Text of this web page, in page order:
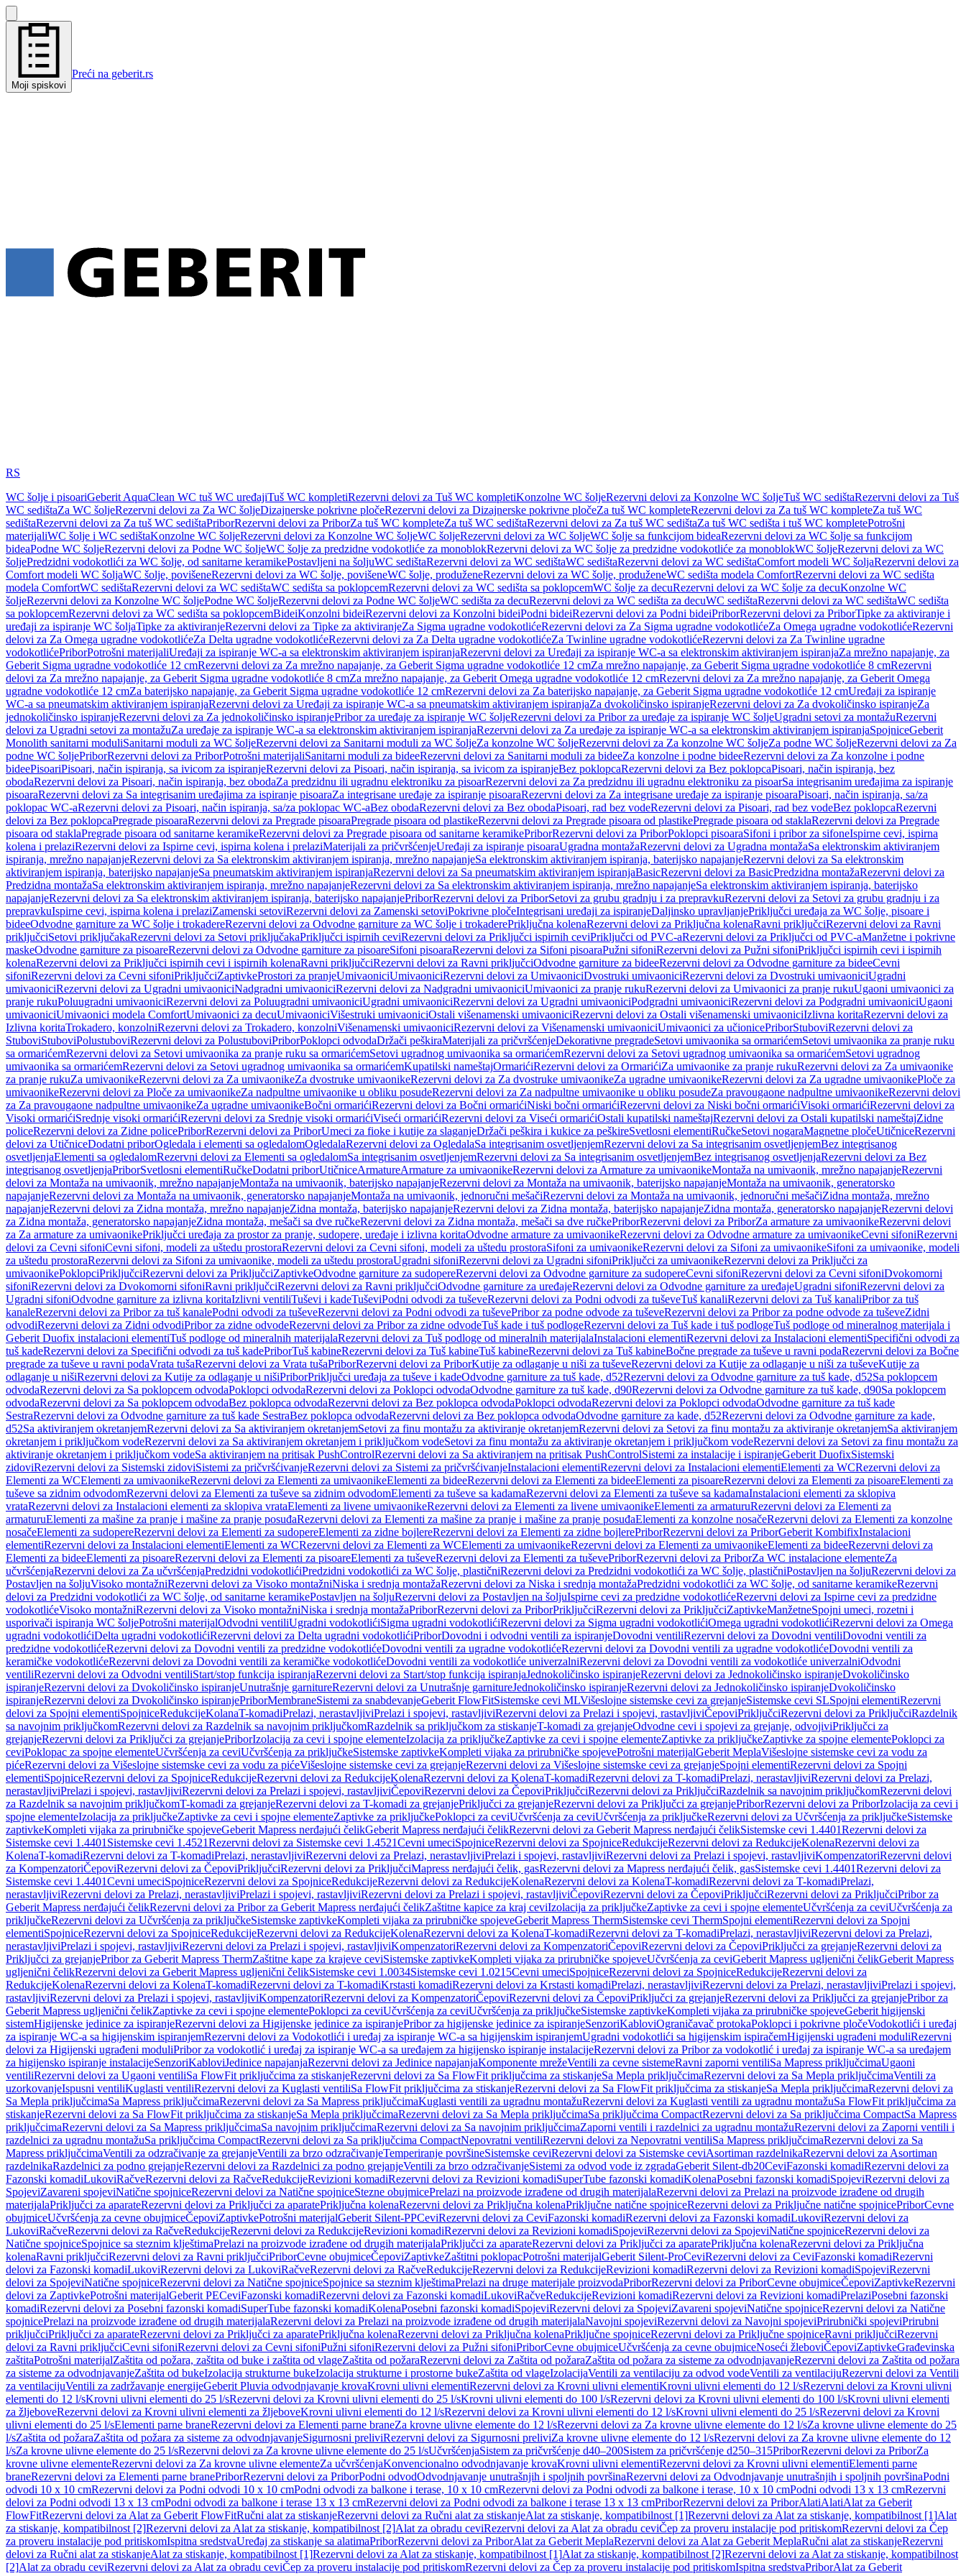
Moji spiskovi
Preći na geberit.rs
RS
WC šolje i pisoariGeberit AquaClean WC tuš WC uređajiTuš WC kompletiRezervni delovi za Tuš WC kompletiKonzolne WC šoljeRezervni delovi za Konzolne WC šoljeTuš WC sedištaRezervni delovi za Tuš
WC sedištaZa WC šoljeRezervni delovi za Za WC šoljeDizajnerske pokrivne pločeRezervni delovi za Dizajnerske pokrivne pločeZa tuš WC kompleteRezervni delovi za Za tuš WC kompleteZa tuš WC
sedištaRezervni delovi za Za tuš WC sedištaPriborRezervni delovi za PriborZa tuš WC kompleteZa tuš WC sedištaRezervni delovi za Za tuš WC sedištaZa tuš WC sedišta i tuš WC kompletePotrošni
materijaliWC šolje i WC sedištaKonzolne WC šoljeRezervni delovi za Konzolne WC šoljeWC šoljeRezervni delovi za WC šoljeWC šolje sa funkcijom bideaRezervni delovi za WC šolje sa funkcijom
bideaPodne WC šoljeRezervni delovi za Podne WC šoljeWC šolje za predzidne vodokotliće za monoblokRezervni delovi za WC šolje za predzidne vodokotliće za monoblokWC šoljeRezervni delovi za WC
šoljePredzidni vodokotlići za WC šolje, od sanitarne keramikePostavljeni na šoljuWC sedištaRezervni delovi za WC sedištaWC sedištaRezervni delovi za WC sedištaComfort modeli WC šoljaRezervni delovi za
Comfort modeli WC šoljaWC šolje, povišeneRezervni delovi za WC šolje, povišeneWC šolje, produženeRezervni delovi za WC šolje, produženeWC sedišta modela ComfortRezervni delovi za WC sedišta
modela ComfortWC sedištaRezervni delovi za WC sedištaWC sedišta sa poklopcemRezervni delovi za WC sedišta sa poklopcemWC šolje za decuRezervni delovi za WC šolje za decuKonzolne WC
šoljeRezervni delovi za Konzolne WC šoljePodne WC šoljeRezervni delovi za Podne WC šoljeWC sedišta za decuRezervni delovi za WC sedišta za decuWC sedištaRezervni delovi za WC sedištaWC sedišta
sa poklopcemRezervni delovi za WC sedišta sa poklopcemBideiKonzolni bideiRezervni delovi za Konzolni bideiPodni bideiRezervni delovi za Podni bideiPriborRezervni delovi za PriborTipke za aktiviranje i
uređaji za ispiranje WC šoljaTipke za aktiviranjeRezervni delovi za Tipke za aktiviranjeZa Sigma ugradne vodokotlićeRezervni delovi za Za Sigma ugradne vodokotlićeZa Omega ugradne vodokotlićeRezervni
delovi za Za Omega ugradne vodokotlićeZa Delta ugradne vodokotlićeRezervni delovi za Za Delta ugradne vodokotlićeZa Twinline ugradne vodokotlićeRezervni delovi za Za Twinline ugradne
vodokotlićePriborPotrošni materijaliUređaji za ispiranje WC-a sa elektronskim aktiviranjem ispiranjaRezervni delovi za Uređaji za ispiranje WC-a sa elektronskim aktiviranjem ispiranjaZa mrežno napajanje, za
Geberit Sigma ugradne vodokotliće 12 cmRezervni delovi za Za mrežno napajanje, za Geberit Sigma ugradne vodokotliće 12 cmZa mrežno napajanje, za Geberit Sigma ugradne vodokotliće 8 cmRezervni
delovi za Za mrežno napajanje, za Geberit Sigma ugradne vodokotliće 8 cmZa mrežno napajanje, za Geberit Omega ugradne vodokotliće 12 cmRezervni delovi za Za mrežno napajanje, za Geberit Omega
ugradne vodokotliće 12 cmZa baterijsko napajanje, za Geberit Sigma ugradne vodokotliće 12 cmRezervni delovi za Za baterijsko napajanje, za Geberit Sigma ugradne vodokotliće 12 cmUređaji za ispiranje
WC-a sa pneumatskim aktiviranjem ispiranjaRezervni delovi za Uređaji za ispiranje WC-a sa pneumatskim aktiviranjem ispiranjaZa dvokoličinsko ispiranjeRezervni delovi za Za dvokoličinsko ispiranjeZa
jednokoličinsko ispiranjeRezervni delovi za Za jednokoličinsko ispiranjePribor za uređaje za ispiranje WC šoljeRezervni delovi za Pribor za uređaje za ispiranje WC šoljeUgradni setovi za montažuRezervni
delovi za Ugradni setovi za montažuZa uređaje za ispiranje WC-a sa elektronskim aktiviranjem ispiranjaRezervni delovi za Za uređaje za ispiranje WC-a sa elektronskim aktiviranjem ispiranjaSpojniceGeberit
Monolith sanitarni moduliSanitarni moduli za WC šoljeRezervni delovi za Sanitarni moduli za WC šoljeZa konzolne WC šoljeRezervni delovi za Za konzolne WC šoljeZa podne WC šoljeRezervni delovi za Za
podne WC šoljePriborRezervni delovi za PriborPotrošni materijaliSanitarni moduli za bideeRezervni delovi za Sanitarni moduli za bideeZa konzolne i podne bideeRezervni delovi za Za konzolne i podne
bideePisoariPisoari, način ispiranja, sa ivicom za ispiranjeRezervni delovi za Pisoari, način ispiranja, sa ivicom za ispiranjeBez poklopcaRezervni delovi za Bez poklopcaPisoari, način ispiranja, bez
obodaRezervni delovi za Pisoari, način ispiranja, bez obodaZa predzidnu ili ugradnu elektroniku za pisoarRezervni delovi za Za predzidnu ili ugradnu elektroniku za pisoarSa integrisanim uređajima za ispiranje
pisoaraRezervni delovi za Sa integrisanim uređajima za ispiranje pisoaraZa integrisane uređaje za ispiranje pisoaraRezervni delovi za Za integrisane uređaje za ispiranje pisoaraPisoari, način ispiranja, sa/za
poklopac WC-aRezervni delovi za Pisoari, način ispiranja, sa/za poklopac WC-aBez obodaRezervni delovi za Bez obodaPisoari, rad bez vodeRezervni delovi za Pisoari, rad bez vodeBez poklopcaRezervni
delovi za Bez poklopcaPregrade pisoaraRezervni delovi za Pregrade pisoaraPregrade pisoara od plastikeRezervni delovi za Pregrade pisoara od plastikePregrade pisoara od staklaRezervni delovi za Pregrade
pisoara od staklaPregrade pisoara od sanitarne keramikeRezervni delovi za Pregrade pisoara od sanitarne keramikePriborRezervni delovi za PriborPoklopci pisoaraSifoni i pribor za sifoneIspirne cevi, ispirna
kolena i prelaziRezervni delovi za Ispirne cevi, ispirna kolena i prelaziMaterijali za pričvršćenjeUređaji za ispiranje pisoaraUgradna montažaRezervni delovi za Ugradna montažaSa elektronskim aktiviranjem
ispiranja, mrežno napajanjeRezervni delovi za Sa elektronskim aktiviranjem ispiranja, mrežno napajanjeSa elektronskim aktiviranjem ispiranja, baterijsko napajanjeRezervni delovi za Sa elektronskim
aktiviranjem ispiranja, baterijsko napajanjeSa pneumatskim aktiviranjem ispiranjaRezervni delovi za Sa pneumatskim aktiviranjem ispiranjaBasicRezervni delovi za BasicPredzidna montažaRezervni delovi za
Predzidna montažaSa elektronskim aktiviranjem ispiranja, mrežno napajanjeRezervni delovi za Sa elektronskim aktiviranjem ispiranja, mrežno napajanjeSa elektronskim aktiviranjem ispiranja, baterijsko
napajanjeRezervni delovi za Sa elektronskim aktiviranjem ispiranja, baterijsko napajanjePriborRezervni delovi za PriborSetovi za grubu gradnju i za prepravkuRezervni delovi za Setovi za grubu gradnju i za
prepravkuIspirne cevi, ispirna kolena i prelaziZamenski setoviRezervni delovi za Zamenski setoviPokrivne pločeIntegrisani uređaji za ispiranjeDaljinsko upravljanjePriključci uređaja za WC šolje, pisoare i
bideeOdvodne garniture za WC šolje i trokadereRezervni delovi za Odvodne garniture za WC šolje i trokaderePriključna kolenaRezervni delovi za Priključna kolenaRavni priključciRezervni delovi za Ravni
priključciSetovi priključakaRezervni delovi za Setovi priključakaPriključci ispirnih ceviRezervni delovi za Priključci ispirnih ceviPriključci od PVC-aRezervni delovi za Priključci od PVC-aManžetne i pokrivne
maskeOdvodne garniture za pisoareRezervni delovi za Odvodne garniture za pisoareSifoni pisoaraRezervni delovi za Sifoni pisoaraPužni sifoniRezervni delovi za Pužni sifoniPriključci ispirnih cevi i ispirnih
kolenaRezervni delovi za Priključci ispirnih cevi i ispirnih kolenaRavni priključciRezervni delovi za Ravni priključciOdvodne garniture za bideeRezervni delovi za Odvodne garniture za bideeCevni
sifoniRezervni delovi za Cevni sifoniPriključciZaptivkeProstori za pranjeUmivaoniciUmivaoniciRezervni delovi za UmivaoniciDvostruki umivaoniciRezervni delovi za Dvostruki umivaoniciUgradni
umivaoniciRezervni delovi za Ugradni umivaoniciNadgradni umivaoniciRezervni delovi za Nadgradni umivaoniciUmivaonici za pranje rukuRezervni delovi za Umivaonici za pranje rukuUgaoni umivaonici za
pranje rukuPoluugradni umivaoniciRezervni delovi za Poluugradni umivaoniciUgradni umivaoniciRezervni delovi za Ugradni umivaoniciPodgradni umivaoniciRezervni delovi za Podgradni umivaoniciUgaoni
umivaoniciUmivaonici modela ComfortUmivaonici za decuUmivaoniciVišestruki umivaoniciOstali višenamenski umivaoniciRezervni delovi za Ostali višenamenski umivaoniciIzlivna koritaRezervni delovi za
Izlivna koritaTrokadero, konzolniRezervni delovi za Trokadero, konzolniVišenamenski umivaoniciRezervni delovi za Višenamenski umivaoniciUmivaonici za učionicePriborStuboviRezervni delovi za
StuboviStuboviPolustuboviRezervni delovi za PolustuboviPriborPoklopci odvodaDržači peškiraMaterijali za pričvršćenjeDekorativne pregradeSetovi umivaonika sa ormarićemSetovi umivaonika za pranje ruku
sa ormarićemRezervni delovi za Setovi umivaonika za pranje ruku sa ormarićemSetovi ugradnog umivaonika sa ormarićemRezervni delovi za Setovi ugradnog umivaonika sa ormarićemSetovi ugradnog
umivaonika sa ormarićemRezervni delovi za Setovi ugradnog umivaonika sa ormarićemKupatilski nameštajOrmarićiRezervni delovi za OrmarićiZa umivaonike za pranje rukuRezervni delovi za Za umivaonike
za pranje rukuZa umivaonikeRezervni delovi za Za umivaonikeZa dvostruke umivaonikeRezervni delovi za Za dvostruke umivaonikeZa ugradne umivaonikeRezervni delovi za Za ugradne umivaonikePloče za
umivaonikeRezervni delovi za Ploče za umivaonikeZa nadpultne umivaonike u obliku posudeRezervni delovi za Za nadpultne umivaonike u obliku posudeZa pravougaone nadpultne umivaonikeRezervni delovi
za Za pravougaone nadpultne umivaonikeZa ugradne umivaonikeBočni ormarićiRezervni delovi za Bočni ormarićiNiski bočni ormarićiRezervni delovi za Niski bočni ormarićiVisoki ormarićiRezervni delovi za
Visoki ormarićiSrednje visoki ormarićiRezervni delovi za Srednje visoki ormarićiViseći ormarićiRezervni delovi za Viseći ormarićiOstali kupatilski nameštajRezervni delovi za Ostali kupatilski nameštajZidne
policeRezervni delovi za Zidne policePriborRezervni delovi za PriborUmeci za fioke i kutije za slaganjeDržači peškira i kukice za peškireSvetlosni elementiRučkeSetovi nogaraMagnetne pločeUtičniceRezervni
delovi za UtičniceDodatni priborOgledala i elementi sa ogledalomOgledalaRezervni delovi za OgledalaSa integrisanim osvetljenjemRezervni delovi za Sa integrisanim osvetljenjemBez integrisanog
osvetljenjaElementi sa ogledalomRezervni delovi za Elementi sa ogledalomSa integrisanim osvetljenjemRezervni delovi za Sa integrisanim osvetljenjemBez integrisanog osvetljenjaRezervni delovi za Bez
integrisanog osvetljenjaPriborSvetlosni elementiRučkeDodatni priborUtičniceArmatureArmature za umivaonikeRezervni delovi za Armature za umivaonikeMontaža na umivaonik, mrežno napajanjeRezervni
delovi za Montaža na umivaonik, mrežno napajanjeMontaža na umivaonik, baterijsko napajanjeRezervni delovi za Montaža na umivaonik, baterijsko napajanjeMontaža na umivaonik, generatorsko
napajanjeRezervni delovi za Montaža na umivaonik, generatorsko napajanjeMontaža na umivaonik, jednoručni mešačiRezervni delovi za Montaža na umivaonik, jednoručni mešačiZidna montaža, mrežno
napajanjeRezervni delovi za Zidna montaža, mrežno napajanjeZidna montaža, baterijsko napajanjeRezervni delovi za Zidna montaža, baterijsko napajanjeZidna montaža, generatorsko napajanjeRezervni delovi
za Zidna montaža, generatorsko napajanjeZidna montaža, mešači sa dve ručkeRezervni delovi za Zidna montaža, mešači sa dve ručkePriborRezervni delovi za PriborZa armature za umivaonikeRezervni delovi
za Za armature za umivaonikePriključci uređaja za prostor za pranje, sudopere, uređaje i izlivna koritaOdvodne armature za umivaonikeRezervni delovi za Odvodne armature za umivaonikeCevni sifoniRezervni
delovi za Cevni sifoniCevni sifoni, modeli za uštedu prostoraRezervni delovi za Cevni sifoni, modeli za uštedu prostoraSifoni za umivaonikeRezervni delovi za Sifoni za umivaonikeSifoni za umivaonike, modeli
za uštedu prostoraRezervni delovi za Sifoni za umivaonike, modeli za uštedu prostoraUgradni sifoniRezervni delovi za Ugradni sifoniPriključci za umivaonikeRezervni delovi za Priključci za
umivaonikePoklopciPriključciRezervni delovi za PriključciZaptivkeOdvodne garniture za sudopereRezervni delovi za Odvodne garniture za sudopereCevni sifoniRezervni delovi za Cevni sifoniDvokomorni
sifoniRezervni delovi za Dvokomorni sifoniRavni priključciRezervni delovi za Ravni priključciOdvodne garniture za uređajeRezervni delovi za Odvodne garniture za uređajeUgradni sifoniRezervni delovi za
Ugradni sifoniOdvodne garniture za izlivna koritaIzlivni ventiliTuševi i kadeTuševiPodni odvodi za tuševeRezervni delovi za Podni odvodi za tuševeTuš kanaliRezervni delovi za Tuš kanaliPribor za tuš
kanaleRezervni delovi za Pribor za tuš kanalePodni odvodi za tuševeRezervni delovi za Podni odvodi za tuševePribor za podne odvode za tuševeRezervni delovi za Pribor za podne odvode za tuševeZidni
odvodiRezervni delovi za Zidni odvodiPribor za zidne odvodeRezervni delovi za Pribor za zidne odvodeTuš kade i tuš podlogeRezervni delovi za Tuš kade i tuš podlogeTuš podloge od mineralnog materijala i
Geberit Duofix instalacioni elementiTuš podloge od mineralnih materijalaRezervni delovi za Tuš podloge od mineralnih materijalaInstalacioni elementiRezervni delovi za Instalacioni elementiSpecifični odvodi za
tuš kadeRezervni delovi za Specifični odvodi za tuš kadePriborTuš kabineRezervni delovi za Tuš kabineTuš kabineRezervni delovi za Tuš kabineBočne pregrade za tuševe u ravni podaRezervni delovi za Bočne
pregrade za tuševe u ravni podaVrata tušaRezervni delovi za Vrata tušaPriborRezervni delovi za PriborKutije za odlaganje u niši za tuševeRezervni delovi za Kutije za odlaganje u niši za tuševeKutije za
odlaganje u nišiRezervni delovi za Kutije za odlaganje u nišiPriborPriključci uređaja za tuševe i kadeOdvodne garniture za tuš kade, d52Rezervni delovi za Odvodne garniture za tuš kade, d52Sa poklopcem
odvodaRezervni delovi za Sa poklopcem odvodaPoklopci odvodaRezervni delovi za Poklopci odvodaOdvodne garniture za tuš kade, d90Rezervni delovi za Odvodne garniture za tuš kade, d90Sa poklopcem
odvodaRezervni delovi za Sa poklopcem odvodaBez poklopca odvodaRezervni delovi za Bez poklopca odvodaPoklopci odvodaRezervni delovi za Poklopci odvodaOdvodne garniture za tuš kade
SestraRezervni delovi za Odvodne garniture za tuš kade SestraBez poklopca odvodaRezervni delovi za Bez poklopca odvodaOdvodne garniture za kade, d52Rezervni delovi za Odvodne garniture za kade,
d52Sa aktiviranjem okretanjemRezervni delovi za Sa aktiviranjem okretanjemSetovi za finu montažu za aktiviranje okretanjemRezervni delovi za Setovi za finu montažu za aktiviranje okretanjemSa aktiviranjem
okretanjem i priključkom vodeRezervni delovi za Sa aktiviranjem okretanjem i priključkom vodeSetovi za finu montažu za aktiviranje okretanjem i priključkom vodeRezervni delovi za Setovi za finu montažu za
aktiviranje okretanjem i priključkom vodeSa aktiviranjem na pritisak PushControlRezervni delovi za Sa aktiviranjem na pritisak PushControlSistemi za instalacije i ispiranjeGeberit DuofixSistemski
zidoviRezervni delovi za Sistemski zidoviSistemi za pričvršćivanjeRezervni delovi za Sistemi za pričvršćivanjeInstalacioni elementiRezervni delovi za Instalacioni elementiElementi za WCRezervni delovi za
Elementi za WCElementi za umivaonikeRezervni delovi za Elementi za umivaonikeElementi za bideeRezervni delovi za Elementi za bideeElementi za pisoareRezervni delovi za Elementi za pisoareElementi za
tuševe sa zidnim odvodomRezervni delovi za Elementi za tuševe sa zidnim odvodomElementi za tuševe sa kadamaRezervni delovi za Elementi za tuševe sa kadamaInstalacioni elementi za sklopiva
vrataRezervni delovi za Instalacioni elementi za sklopiva vrataElementi za livene umivaonikeRezervni delovi za Elementi za livene umivaonikeElementi za armaturuRezervni delovi za Elementi za
armaturuElementi za mašine za pranje i mašine za pranje posuđaRezervni delovi za Elementi za mašine za pranje i mašine za pranje posuđaElementi za konzolne nosačeRezervni delovi za Elementi za konzolne
nosačeElementi za sudopereRezervni delovi za Elementi za sudopereElementi za zidne bojlereRezervni delovi za Elementi za zidne bojlerePriborRezervni delovi za PriborGeberit KombifixInstalacioni
elementiRezervni delovi za Instalacioni elementiElementi za WCRezervni delovi za Elementi za WCElementi za umivaonikeRezervni delovi za Elementi za umivaonikeElementi za bideeRezervni delovi za
Elementi za bideeElementi za pisoareRezervni delovi za Elementi za pisoareElementi za tuševeRezervni delovi za Elementi za tuševePriborRezervni delovi za PriborZa WC instalacione elementeZa
učvršćenjaRezervni delovi za Za učvršćenjaPredzidni vodokotlićiPredzidni vodokotlići za WC šolje, plastičniRezervni delovi za Predzidni vodokotlići za WC šolje, plastičniPostavljen na šoljuRezervni delovi za
Postavljen na šoljuVisoko montažniRezervni delovi za Visoko montažniNiska i srednja montažaRezervni delovi za Niska i srednja montažaPredzidni vodokotlići za WC šolje, od sanitarne keramikeRezervni
delovi za Predzidni vodokotlići za WC šolje, od sanitarne keramikePostavljen na šoljuRezervni delovi za Postavljen na šoljuIspirne cevi za predzidne vodokotlićeRezervni delovi za Ispirne cevi za predzidne
vodokotlićeVisoko montažniRezervni delovi za Visoko montažniNiska i srednja montažaPriborRezervni delovi za PriborPriključciRezervni delovi za PriključciZaptivkeManžetneSpojni umeci, rozetni i
usporivači ispiranja WC šoljePotrošni materijalOdvodni ventiliUgradni vodokotlićiSigma ugradni vodokotlićiRezervni delovi za Sigma ugradni vodokotlićiOmega ugradni vodokotlićiRezervni delovi za Omega
ugradni vodokotlićiDelta ugradni vodokotlićiRezervni delovi za Delta ugradni vodokotlićiPriborDovodni i odvodni ventili za ispiranjeDovodni ventiliRezervni delovi za Dovodni ventiliDovodni ventili za
predzidne vodokotlićeRezervni delovi za Dovodni ventili za predzidne vodokotlićeDovodni ventili za ugradne vodokotlićeRezervni delovi za Dovodni ventili za ugradne vodokotlićeDovodni ventili za
keramičke vodokotlićeRezervni delovi za Dovodni ventili za keramičke vodokotlićeDovodni ventili za vodokotliće univerzalniRezervni delovi za Dovodni ventili za vodokotliće univerzalniOdvodni
ventiliRezervni delovi za Odvodni ventiliStart/stop funkcija ispiranjaRezervni delovi za Start/stop funkcija ispiranjaJednokoličinsko ispiranjeRezervni delovi za Jednokoličinsko ispiranjeDvokoličinsko
ispiranjeRezervni delovi za Dvokoličinsko ispiranjeUnutrašnje garnitureRezervni delovi za Unutrašnje garnitureJednokoličinsko ispiranjeRezervni delovi za Jednokoličinsko ispiranjeDvokoličinsko
ispiranjeRezervni delovi za Dvokoličinsko ispiranjePriborMembraneSistemi za snabdevanjeGeberit FlowFitSistemske cevi MLVišeslojne sistemske cevi za grejanjeSistemske cevi SLSpojni elementiRezervni
delovi za Spojni elementiSpojniceRedukcijeKolanaT-komadiPrelazi, nerastavljiviPrelazi i spojevi, rastavljiviRezervni delovi za Prelazi i spojevi, rastavljiviČepoviPriključciRezervni delovi za PriključciRazdelnik
sa navojnim priključkomRezervni delovi za Razdelnik sa navojnim priključkomRazdelnik sa priključkom za stiskanjeT-komadi za grejanjeOdvodne cevi i spojevi za grejanje, odvojiviPriključci za
grejanjeRezervni delovi za Priključci za grejanjePriborIzolacija za cevi i spojne elementeIzolacija za priključkeZaptivke za cevi i spojne elementeZaptivke za priključkeZaptivke za spojne elementePoklopci za
ceviPoklopac za spojne elementeUčvršćenja za ceviUčvršćenja za priključkeSistemske zaptivkeKompleti vijaka za prirubničke spojevePotrošni materijalGeberit MeplaVišeslojne sistemske cevi za vodu za
pićeRezervni delovi za Višeslojne sistemske cevi za vodu za pićeVišeslojne sistemske cevi za grejanjeRezervni delovi za Višeslojne sistemske cevi za grejanjeSpojni elementiRezervni delovi za Spojni
elementiSpojniceRezervni delovi za SpojniceRedukcijeRezervni delovi za RedukcijeKolenaRezervni delovi za KolenaT-komadiRezervni delovi za T-komadiPrelazi, nerastavljiviRezervni delovi za Prelazi,
nerastavljiviPrelazi i spojevi, rastavljiviRezervni delovi za Prelazi i spojevi, rastavljiviČepoviRezervni delovi za ČepoviPriključciRezervni delovi za PriključciRazdelnik sa navojnim priključkomRezervni delovi
za Razdelnik sa navojnim priključkomT-komadi za grejanjeRezervni delovi za T-komadi za grejanjePriključci za grejanjeRezervni delovi za Priključci za grejanjePriborRezervni delovi za PriborIzolacija za cevi i
spojne elementeIzolacija za priključkeZaptivke za cevi i spojne elementeZaptivke za priključkePoklopci za ceviUčvršćenja za ceviUčvršćenja za priključkeRezervni delovi za Učvršćenja za priključkeSistemske
zaptivkeKompleti vijaka za prirubničke spojeveGeberit Mapress nerđajući čelikGeberit Mapress nerđajući čelikRezervni delovi za Geberit Mapress nerđajući čelikSistemske cevi 1.4401Rezervni delovi za
Sistemske cevi 1.4401 Sistemske cevi 1.4521Rezervni delovi za Sistemske cevi 1.4521Cevni umeciSpojniceRezervni delovi za SpojniceRedukcijeRezervni delovi za RedukcijeKolenaRezervni delovi za
KolenaT-komadiRezervni delovi za T-komadiPrelazi, nerastavljiviRezervni delovi za Prelazi, nerastavljiviPrelazi i spojevi, rastavljiviRezervni delovi za Prelazi i spojevi, rastavljiviKompenzatoriRezervni delovi
za KompenzatoriČepoviRezervni delovi za ČepoviPriključciRezervni delovi za PriključciMapress nerđajući čelik, gasRezervni delovi za Mapress nerđajući čelik, gasSistemske cevi 1.4401Rezervni delovi za
Sistemske cevi 1.4401Cevni umeciSpojniceRezervni delovi za SpojniceRedukcijeRezervni delovi za RedukcijeKolenaRezervni delovi za KolenaT-komadiRezervni delovi za T-komadiPrelazi,
nerastavljiviRezervni delovi za Prelazi, nerastavljiviPrelazi i spojevi, rastavljiviRezervni delovi za Prelazi i spojevi, rastavljiviČepoviRezervni delovi za ČepoviPriključciRezervni delovi za PriključciPribor za
Geberit Mapress nerđajući čelikRezervni delovi za Pribor za Geberit Mapress nerđajući čelikZaštitne kapice za kraj ceviIzolacija za priključkeZaptivke za cevi i spojne elementeUčvršćenja za ceviUčvršćenja za
priključkeRezervni delovi za Učvršćenja za priključkeSistemske zaptivkeKompleti vijaka za prirubničke spojeveGeberit Mapress ThermSistemske cevi ThermSpojni elementiRezervni delovi za Spojni
elementiSpojniceRezervni delovi za SpojniceRedukcijeRezervni delovi za RedukcijeKolenaRezervni delovi za KolenaT-komadiRezervni delovi za T-komadiPrelazi, nerastavljiviRezervni delovi za Prelazi,
nerastavljiviPrelazi i spojevi, rastavljiviRezervni delovi za Prelazi i spojevi, rastavljiviKompenzatoriRezervni delovi za KompenzatoriČepoviRezervni delovi za ČepoviPriključci za grejanjeRezervni delovi za
Priključci za grejanjePribor za Geberit Mapress ThermZaštitne kape za krajeve ceviSistemske zaptivkeKompleti vijaka za prirubničke spojeveUčvršćenja za ceviGeberit Mapress ugljenični čelikGeberit Mapress
ugljenični čelikRezervni delovi za Geberit Mapress ugljenični čelikSistemske cevi 1.0034Sistemske cevi 1.0215Cevni umeciSpojniceRezervni delovi za SpojniceRedukcijeRezervni delovi za
RedukcijeKolenaRezervni delovi za KolenaT-komadiRezervni delovi za T-komadiKrstasti komadiRezervni delovi za Krstasti komadiPrelazi, nerastavljiviRezervni delovi za Prelazi, nerastavljiviPrelazi i spojevi,
rastavljiviRezervni delovi za Prelazi i spojevi, rastavljiviKompenzatoriRezervni delovi za KompenzatoriČepoviRezervni delovi za ČepoviPriključci za grejanjeRezervni delovi za Priključci za grejanjePribor za
Geberit Mapress ugljenični čelikZaptivke za cevi i spojne elementePoklopci za ceviUčvršćenja za ceviUčvršćenja za priključkeSistemske zaptivkeKompleti vijaka za prirubničke spojeveGeberit higijenski
sistemHigijenske jedinice za ispiranjeRezervni delovi za Higijenske jedinice za ispiranjePribor za higijenske jedinice za ispiranjeSenzoriKabloviOgraničavač protokaPoklopci i pokrivne pločeVodokotlići i uređaj
za ispiranje WC-a sa higijenskim ispiranjemRezervni delovi za Vodokotlići i uređaj za ispiranje WC-a sa higijenskim ispiranjemUgradni vodokotlići sa higijenskim ispiračemHigijenski ugrađeni moduliRezervni
delovi za Higijenski ugrađeni moduliPribor za vodokotlić i uređaj za ispiranje WC-a sa uređajem za higijensko ispiranje instalacijeRezervni delovi za Pribor za vodokotlić i uređaj za ispiranje WC-a sa uređajem
za higijensko ispiranje instalacijeSenzoriKabloviJedinice napajanjaRezervni delovi za Jedinice napajanjaKomponente mrežeVentili za cevne sistemeRavni zaporni ventiliSa Mapress priključcimaUgaoni
ventiliRezervni delovi za Ugaoni ventiliSa FlowFit priključcima za stiskanjeRezervni delovi za Sa FlowFit priključcima za stiskanjeSa Mepla priključcimaRezervni delovi za Sa Mepla priključcimaVentili za
uzorkovanjeIspusni ventiliKuglasti ventiliRezervni delovi za Kuglasti ventiliSa FlowFit priključcima za stiskanjeRezervni delovi za Sa FlowFit priključcima za stiskanjeSa Mepla priključcimaRezervni delovi za
Sa Mepla priključcimaSa Mapress priključcimaRezervni delovi za Sa Mapress priključcimaKuglasti ventili za ugradnu montažuRezervni delovi za Kuglasti ventili za ugradnu montažuSa FlowFit priključcima za
stiskanjeRezervni delovi za Sa FlowFit priključcima za stiskanjeSa Mepla priključcimaRezervni delovi za Sa Mepla priključcimaSa priključcima CompactRezervni delovi za Sa priključcima CompactSa Mapress
priključcimaRezervni delovi za Sa Mapress priključcimaSa navojnim priključcimaRezervni delovi za Sa navojnim priključcimaZaporni ventili i razdelnici za ugradnu montažuRezervni delovi za Zaporni ventili i
razdelnici za ugradnu montažuSa priključcima CompactRezervni delovi za Sa priključcima CompactNepovratni ventiliRezervni delovi za Nepovratni ventiliSa Mapress priključcimaRezervni delovi za Sa
Mapress priključcimaVentili za odzračivanje za grejanjeVentili za brzo odzračivanjeTemperiranje površineSistemske ceviRezervni delovi za Sistemske ceviAsortiman razdelnikaRezervni delovi za Asortiman
razdelnikaRazdelnici za podno grejanjeRezervni delovi za Razdelnici za podno grejanjeVentili za brzo odzračivanjeSistemi za odvod vode iz zgradaGeberit Silent-db20CeviFazonski komadiRezervni delovi za
Fazonski komadiLukoviRačveRezervni delovi za RačveRedukcijeRevizioni komadiRezervni delovi za Revizioni komadiSuperTube fazonski komadiKolenaPosebni fazonski komadiSpojeviRezervni delovi za
SpojeviZavareni spojeviNatične spojniceRezervni delovi za Natične spojniceStezne obujmicePrelazi na proizvode izrađene od drugih materijalaRezervni delovi za Prelazi na proizvode izrađene od drugih
materijalaPriključci za aparateRezervni delovi za Priključci za aparatePriključna kolenaRezervni delovi za Priključna kolenaPriključne natične spojniceRezervni delovi za Priključne natične spojnicePriborCevne
obujmiceUčvršćenja za cevne obujmiceČepoviZaptivkePotrošni materijalGeberit Silent-PPCeviRezervni delovi za CeviFazonski komadiRezervni delovi za Fazonski komadiLukoviRezervni delovi za
LukoviRačveRezervni delovi za RačveRedukcijeRezervni delovi za RedukcijeRevizioni komadiRezervni delovi za Revizioni komadiSpojeviRezervni delovi za SpojeviNatične spojniceRezervni delovi za
Natične spojniceSpojnice sa steznim klještimaPrelazi na proizvode izrađene od drugih materijalaPriključci za aparateRezervni delovi za Priključci za aparatePriključna kolenaRezervni delovi za Priključna
kolenaRavni priključciRezervni delovi za Ravni priključciPriborCevne obujmiceČepoviZaptivkeZaštitni poklopacPotrošni materijalGeberit Silent-ProCeviRezervni delovi za CeviFazonski komadiRezervni
delovi za Fazonski komadiLukoviRezervni delovi za LukoviRačveRezervni delovi za RačveRedukcijeRezervni delovi za RedukcijeRevizioni komadiRezervni delovi za Revizioni komadiSpojeviRezervni
delovi za SpojeviNatične spojniceRezervni delovi za Natične spojniceSpojnice sa steznim klještimaPrelazi na druge materijale proizvodaPriborRezervni delovi za PriborCevne obujmiceČepoviZaptivkeRezervni
delovi za ZaptivkePotrošni materijalGeberit PECeviFazonski komadiRezervni delovi za Fazonski komadiLukoviRačveRedukcijeRevizioni komadiRezervni delovi za Revizioni komadiPrelaziPosebni fazonski
komadiRezervni delovi za Posebni fazonski komadiSuperTube fazonski komadiKolenaPosebni fazonski komadiSpojeviRezervni delovi za SpojeviZavareni spojeviNatične spojniceRezervni delovi za Natične
spojnicePrelazi na proizvode izrađene od drugih materijalaRezervni delovi za Prelazi na proizvode izrađene od drugih materijalaNavojni spojeviRezervni delovi za Navojni spojeviPrirubnički spojeviPrirubni
priključciPriključci za aparateRezervni delovi za Priključci za aparatePriključna kolenaRezervni delovi za Priključna kolenaPriključne spojniceRezervni delovi za Priključne spojniceRavni priključciRezervni
delovi za Ravni priključciCevni sifoniRezervni delovi za Cevni sifoniPužni sifoniRezervni delovi za Pužni sifoniPriborCevne obujmiceUčvršćenja za cevne obujmiceNoseći žleboviČepoviZaptivkeGrađevinska
zaštitaPotrošni materijalZaštita od požara, zaštita od buke i zaštita od vlageZaštita od požaraRezervni delovi za Zaštita od požaraZaštita od požara za sisteme za odvodnjavanjeRezervni delovi za Zaštita od požara
za sisteme za odvodnjavanjeZaštita od bukeIzolacija strukturne bukeIzolacija strukturne i prostorne bukeZaštita od vlageIzolacijaVentili za ventilaciju za odvod vodeVentili za ventilacijuRezervni delovi za Ventili
za ventilacijuVentili za zadržavanje energijeGeberit Pluvia odvodnjavanje krovaKrovni ulivni elementiRezervni delovi za Krovni ulivni elementiKrovni ulivni elementi do 12 l/sRezervni delovi za Krovni ulivni
elementi do 12 l/sKrovni ulivni elementi do 25 l/sRezervni delovi za Krovni ulivni elementi do 25 l/sKrovni ulivni elementi do 100 l/sRezervni delovi za Krovni ulivni elementi do 100 l/sKrovni ulivni elementi
za žljeboveRezervni delovi za Krovni ulivni elementi za žljeboveKrovni ulivni elementi do 12 l/sRezervni delovi za Krovni ulivni elementi do 12 l/sKrovni ulivni elementi do 25 l/sRezervni delovi za Krovni
ulivni elementi do 25 l/sElementi parne braneRezervni delovi za Elementi parne braneZa krovne ulivne elemente do 12 l/sRezervni delovi za Za krovne ulivne elemente do 12 l/sZa krovne ulivne elemente do 25
l/sZaštita od požaraZaštita od požara za sisteme za odvodnjavanjeSigurnosni preliviRezervni delovi za Sigurnosni preliviZa krovne ulivne elemente do 12 l/sRezervni delovi za Za krovne ulivne elemente do 12
l/sZa krovne ulivne elemente do 25 l/sRezervni delovi za Za krovne ulivne elemente do 25 l/sUčvršćenjaSistem za pričvršćenje d40–200Sistem za pričvršćenje d250–315PriborRezervni delovi za PriborZa
krovne ulivne elementeRezervni delovi za Za krovne ulivne elementeZa učvršćenjaKonvencionalno odvodnjavanje krovaKrovni ulivni elementiRezervni delovi za Krovni ulivni elementiElementi parne
braneRezervni delovi za Elementi parne branePriborRezervni delovi za PriborPodni odvodOdvodnjavanje unutrašnjih i spoljnih površinaRezervni delovi za Odvodnjavanje unutrašnjih i spoljnih površinaPodni
odvodi 10 x 10 cmRezervni delovi za Podni odvodi 10 x 10 cmPodni odvodi za balkone i terase, 10 x 10 cmRezervni delovi za Podni odvodi za balkone i terase, 10 x 10 cmPodni odvodi 13 x 13 cmRezervni
delovi za Podni odvodi 13 x 13 cmPodni odvodi za balkone i terase 13 x 13 cmRezervni delovi za Podni odvodi za balkone i terase 13 x 13 cmPriborRezervni delovi za PriborAlatiAlatiAlat za Geberit
FlowFitRezervni delovi za Alat za Geberit FlowFitRučni alat za stiskanjeRezervni delovi za Ručni alat za stiskanjeAlat za stiskanje, kompatibilnost [1]Rezervni delovi za Alat za stiskanje, kompatibilnost [1]Alat
za stiskanje, kompatibilnost [2]Rezervni delovi za Alat za stiskanje, kompatibilnost [2]Alat za obradu ceviRezervni delovi za Alat za obradu ceviČep za proveru instalacije pod pritiskomRezervni delovi za Čep
za proveru instalacije pod pritiskomIspitna sredstvaUređaj za stiskanje sa alatimaPriborRezervni delovi za PriborAlat za Geberit MeplaRezervni delovi za Alat za Geberit MeplaRučni alat za stiskanjeRezervni
delovi za Ručni alat za stiskanjeAlat za stiskanje, kompatibilnost [1]Rezervni delovi za Alat za stiskanje, kompatibilnost [1]Alat za stiskanje, kompatibilnost [2]Rezervni delovi za Alat za stiskanje, kompatibilnost
[2]Alat za obradu ceviRezervni delovi za Alat za obradu ceviČep za proveru instalacije pod pritiskomRezervni delovi za Čep za proveru instalacije pod pritiskomIspitna sredstvaPriborAlat za Geberit